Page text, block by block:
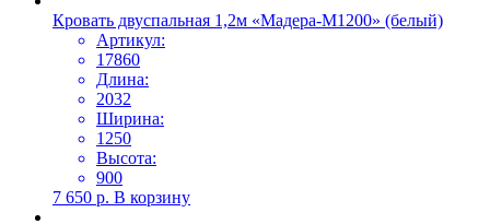
Кровать двуспальная 1,2м «Мадера-М1200» (белый)
Артикул:
17860
Длина:
2032
Ширина:
1250
Высота:
900
7 650 р. В корзину